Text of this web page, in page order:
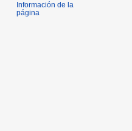
Información de la
página